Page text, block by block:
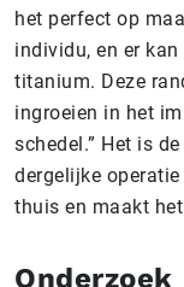
het perfect op
individu, en er
titanium. Deze
ingroeien in het
schedel.” Het is
dergelijke
thuis en maakt
Onderzoek